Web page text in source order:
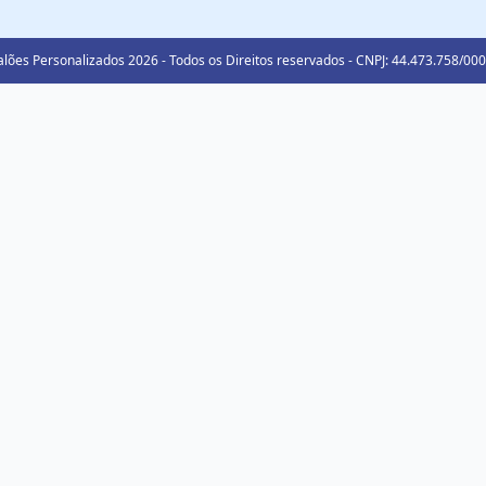
Personalizados 2026 - Todos os Direitos reservados - CNPJ: 44.473.758/